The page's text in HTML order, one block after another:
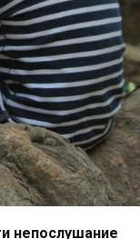
непослушание